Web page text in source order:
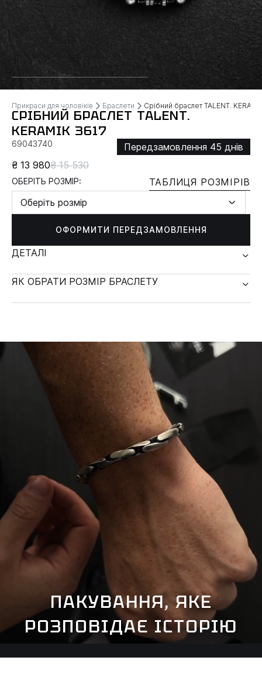
Прикраси для чоловіків Браслети Срібний браслет TALENT.
СРІБНИЙ БРАСЛЕТ TALENT.
KERAMIK 3617
69043740
Передзамовлення 45 днів
₴ 13 980₴ 15 530
ОБЕРІТЬ РОЗМІР:
ТАБЛИЦЯ РОЗМІРІВ
Оберіть розмір
ОФОРМИТИ ПЕРЕДЗАМОВЛЕННЯ
ДЕТАЛІ
ЯК ОБРАТИ РОЗМІР БРАСЛЕТУ
ПАКУВАННЯ, ЯКЕ
РОЗПОВІДАЄ ІСТОРІЮ